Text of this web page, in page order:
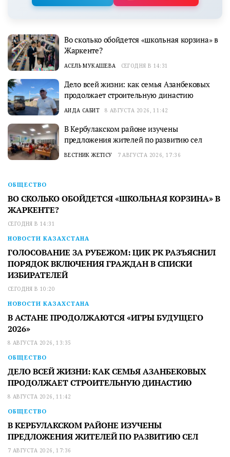
Во сколько обойдется «школьная корзина» в
Жаркенте?
АСЕЛЬ МУКАШЕВА СЕГОДНЯ В 14:31
Дело всей жизни: как семья Азанбековых
продолжает строительную династию
АИДА САБИТ 8 АВГУСТА 2026, 11:42
В Кербулакском районе изучены
предложения жителей по развитию сел
ВЕСТНИК ЖЕТІСУ 7 АВГУСТА 2026, 17:36
ОБЩЕСТВО
ВО СКОЛЬКО ОБОЙДЕТСЯ «ШКОЛЬНАЯ КОРЗИНА» В
ЖАРКЕНТЕ?
СЕГОДНЯ В 14:31
НОВОСТИ КАЗАХСТАНА
ГОЛОСОВАНИЕ ЗА РУБЕЖОМ: ЦИК РК РАЗЪЯСНИЛ
ПОРЯДОК ВКЛЮЧЕНИЯ ГРАЖДАН В СПИСКИ
ИЗБИРАТЕЛЕЙ
СЕГОДНЯ В 10:20
НОВОСТИ КАЗАХСТАНА
В АСТАНЕ ПРОДОЛЖАЮТСЯ «ИГРЫ БУДУЩЕГО
2026»
8 АВГУСТА 2026, 13:35
ОБЩЕСТВО
ДЕЛО ВСЕЙ ЖИЗНИ: КАК СЕМЬЯ АЗАНБЕКОВЫХ
ПРОДОЛЖАЕТ СТРОИТЕЛЬНУЮ ДИНАСТИЮ
8 АВГУСТА 2026, 11:42
ОБЩЕСТВО
В КЕРБУЛАКСКОМ РАЙОНЕ ИЗУЧЕНЫ
ПРЕДЛОЖЕНИЯ ЖИТЕЛЕЙ ПО РАЗВИТИЮ СЕЛ
7 АВГУСТА 2026, 17:36